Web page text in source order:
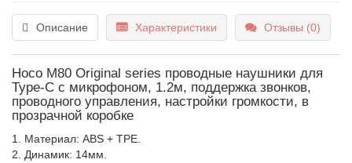
Описание Характеристики Отзывы (0)
Hoco M80 Original series проводные наушники для
Type-C с микрофоном, 1.2м, поддержка звонков,
проводного управления, настройки громкости, в
прозрачной коробке
1. Материал: ABS + TPE.
2. Динамик: 14мм.